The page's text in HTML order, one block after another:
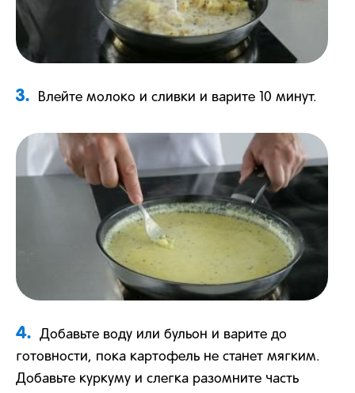
3. Влейте молоко и сливки и варите 10 минут.
4.
Добавьте воду или бульон и варите до
готовности, пока картофель не станет мягким.
Добавьте куркуму и слегка разомните часть